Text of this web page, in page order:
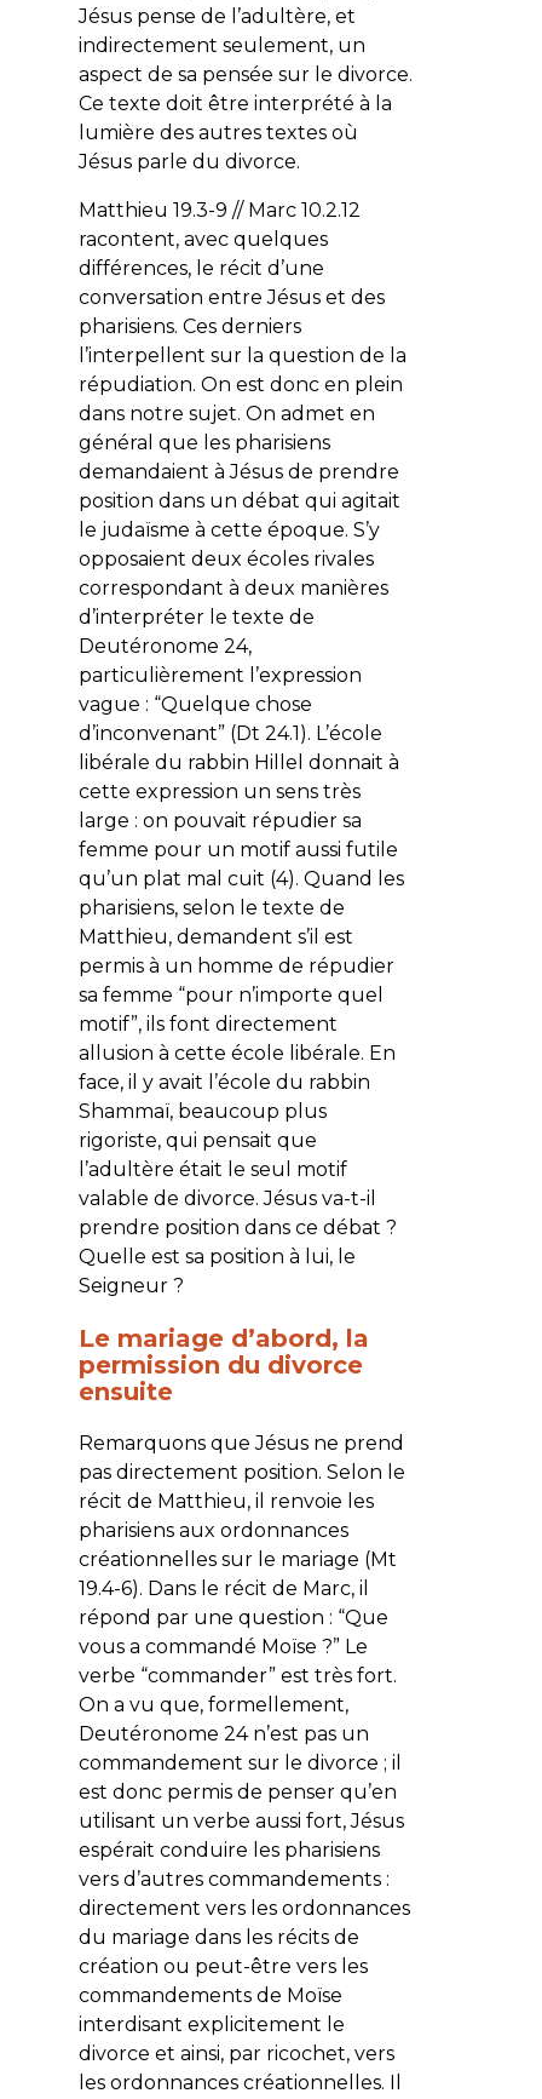
Jésus pense de l’adultère, et
indirectement seulement, un
aspect de sa pensée sur le divorce.
Ce texte doit être interprété à la
lumière des autres textes où
Jésus parle du divorce.
Matthieu 19.3-9 // Marc 10.2.12
racontent, avec quelques
différences, le récit d’une
conversation entre Jésus et des
pharisiens. Ces derniers
l’interpellent sur la question de la
répudiation. On est donc en plein
dans notre sujet. On admet en
général que les pharisiens
demandaient à Jésus de prendre
position dans un débat qui agitait
le judaïsme à cette époque. S’y
opposaient deux écoles rivales
correspondant à deux manières
d’interpréter le texte de
Deutéronome 24,
particulièrement l’expression
vague : “Quelque chose
d’inconvenant” (Dt 24.1). L’école
libérale du rabbin Hillel donnait à
cette expression un sens très
large : on pouvait répudier sa
femme pour un motif aussi futile
qu’un plat mal cuit (4). Quand les
pharisiens, selon le texte de
Matthieu, demandent s’il est
permis à un homme de répudier
sa femme “pour n’importe quel
motif”, ils font directement
allusion à cette école libérale. En
face, il y avait l’école du rabbin
Shammaï, beaucoup plus
rigoriste, qui pensait que
l’adultère était le seul motif
valable de divorce. Jésus va-t-il
prendre position dans ce débat ?
Quelle est sa position à lui, le
Seigneur ?
Le mariage d’abord, la
permission du divorce
ensuite
Remarquons que Jésus ne prend
pas directement position. Selon le
récit de Matthieu, il renvoie les
pharisiens aux ordonnances
créationnelles sur le mariage (Mt
19.4-6). Dans le récit de Marc, il
répond par une question : “Que
vous a commandé Moïse ?” Le
verbe “commander” est très fort.
On a vu que, formellement,
Deutéronome 24 n’est pas un
commandement sur le divorce ; il
est donc permis de penser qu’en
utilisant un verbe aussi fort, Jésus
espérait conduire les pharisiens
vers d’autres commandements :
directement vers les ordonnances
du mariage dans les récits de
création ou peut-être vers les
commandements de Moïse
interdisant explicitement le
divorce et ainsi, par ricochet, vers
les ordonnances créationnelles. Il